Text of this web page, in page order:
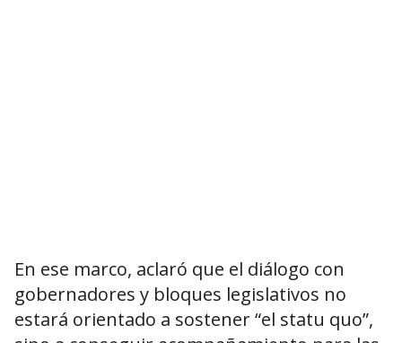
En ese marco, aclaró que el diálogo con
gobernadores y bloques legislativos no
estará orientado a sostener “el statu quo”,